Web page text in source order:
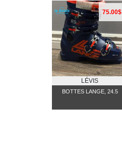
75.00$
LÉVIS
BOTTES LANGE, 24.5